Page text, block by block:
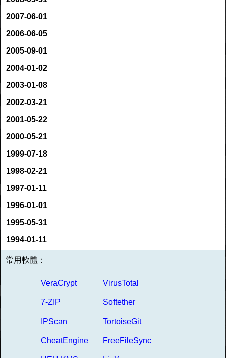
2007-06-01
2006-06-05
2005-09-01
2004-01-02
2003-01-08
2002-03-21
2001-05-22
2000-05-21
1999-07-18
1998-02-21
1997-01-11
1996-01-01
1995-05-31
1994-01-11
常用軟體：
VeraCrypt VirusTotal
7-ZIP Softether
IPScan TortoiseGit
CheatEngine FreeFileSync